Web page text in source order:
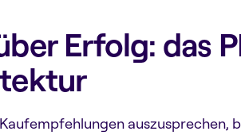
Erfolg: das
auszusprechen,